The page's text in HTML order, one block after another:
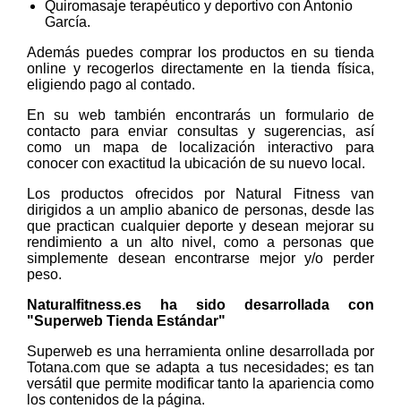
Quiromasaje terapéutico y deportivo con Antonio
García.
Además puedes comprar los productos en su tienda
online y recogerlos directamente en la tienda física,
eligiendo pago al contado.
En su web también encontrarás un formulario de
contacto para enviar consultas y sugerencias, así
como un mapa de localización interactivo para
conocer con exactitud la ubicación de su nuevo local.
Los productos ofrecidos por Natural Fitness van
dirigidos a un amplio abanico de personas, desde las
que practican cualquier deporte y desean mejorar su
rendimiento a un alto nivel, como a personas que
simplemente desean encontrarse mejor y/o perder
peso.
Naturalfitness.es ha sido desarrollada con
"Superweb Tienda Estándar"
Superweb es una herramienta online desarrollada por
Totana.com que se adapta a tus necesidades; es tan
versátil que permite modificar tanto la apariencia como
los contenidos de la página.